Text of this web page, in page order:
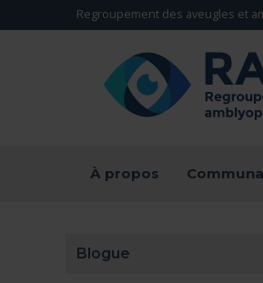
Aller directement au contenu
Regroupement des aveugles et
À propos
Blogue